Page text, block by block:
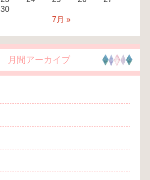
7月 »
30
月間アーカイブ